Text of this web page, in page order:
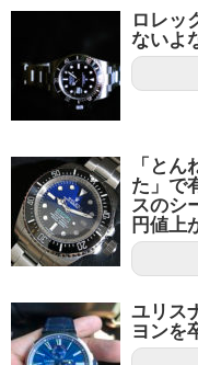
ロレッ
ないよ
「と
た」で
スのシ
円値上
ユリス
ヨンを